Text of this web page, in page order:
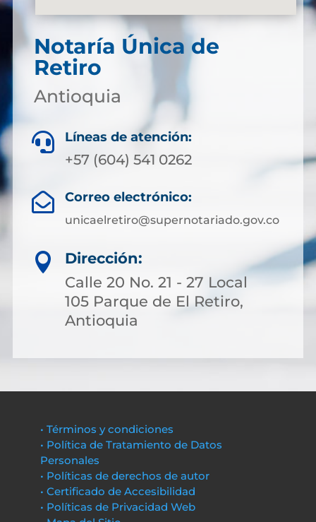
Notaría Única de
Retiro
Antioquia
 Líneas de atención:
+57 (604) 541 0262
 Correo electrónico:
unicaelretiro@supernotariado.gov.co

Dirección:
Calle 20 No. 21 - 27 Local
105 Parque de El Retiro,
Antioquia
• Términos y condiciones
• Política de Tratamiento de Datos
Personales
• Políticas de derechos de autor
• Certificado de Accesibilidad
• Políticas de Privacidad Web